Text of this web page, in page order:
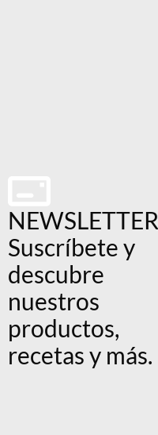
NEWSLETTER
Suscríbete y
descubre
nuestros
productos,
recetas y más.